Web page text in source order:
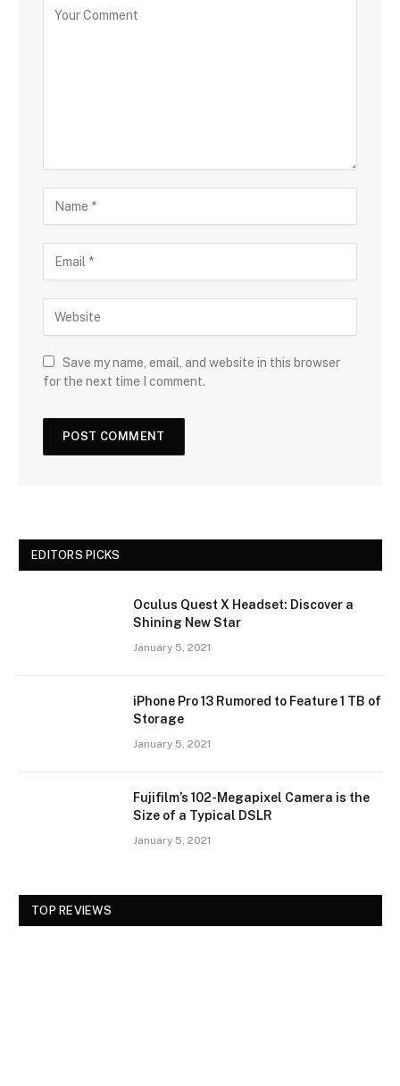
Save my name, email, and website in this browser
for the next time I comment.
EDITORS PICKS
Oculus Quest X Headset: Discover a
Shining New Star
January 5, 2021
iPhone Pro 13 Rumored to Feature 1 TB of
Storage
January 5, 2021
Fujifilm’s 102-Megapixel Camera is the
Size of a Typical DSLR
January 5, 2021
TOP REVIEWS